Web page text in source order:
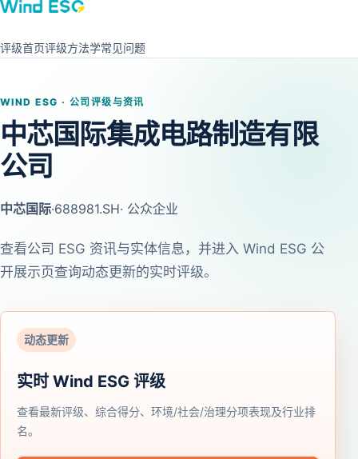
评级首页评级方法学常见问题
WIND ESG · 公司评级与资讯
中芯国际集成电路制造有限
公司
中芯国际·688981.SH· 公众企业
查看公司 ESG 资讯与实体信息，并进入 Wind ESG 公
开展示页查询动态更新的实时评级。
动态更新
实时 Wind ESG 评级
查看最新评级、综合得分、环境/社会/治理分项表现及行业排
名。